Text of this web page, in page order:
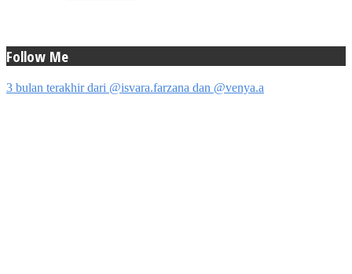
Follow Me
3 bulan terakhir dari @isvara.farzana dan @venya.a